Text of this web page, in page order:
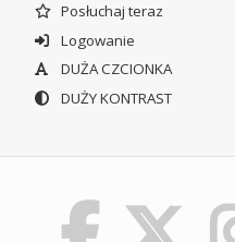
Posłuchaj teraz
Logowanie
DUŻA CZCIONKA
DUŻY KONTRAST